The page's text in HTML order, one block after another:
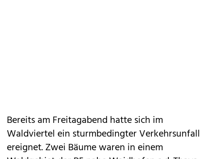
Bereits am Freitagabend hatte sich im
Waldviertel ein sturmbedingter Verkehrsunfall
ereignet. Zwei Bäume waren in einem